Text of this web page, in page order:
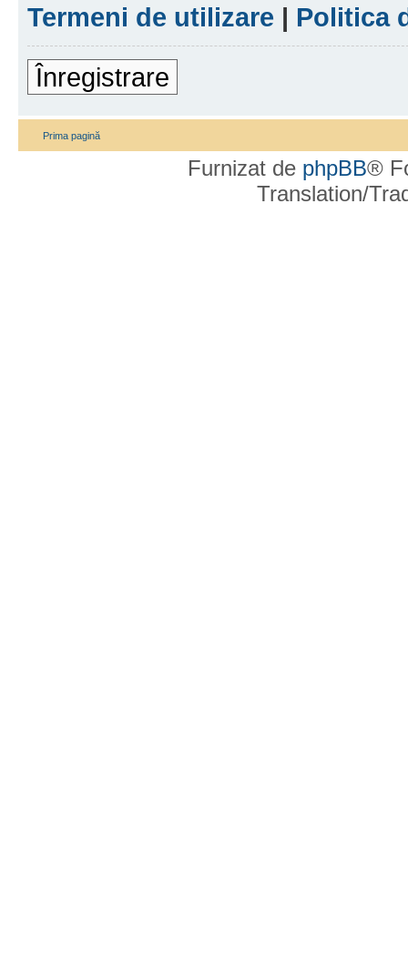
Termeni de utilizare | Politica
Înregistrare
Prima pagină
Furnizat de phpBB®
Translation/